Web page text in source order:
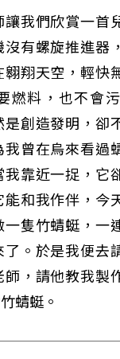
讓我們欣賞一首
有螺旋推進器
翱翔天空，輕快
燃料，也不會
是創造發明，卻
曾在烏來看過
我靠近一捉，它
和我作伴，今
一隻竹蜻蜓，一
。於是我便去
，請他教我製
蜻蜓。